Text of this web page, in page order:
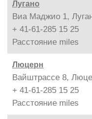
Лугано
Виа Маджио 1,
+ 41-61-285 15 25
Расстояние miles
Люцерн
Вайштрассе 8,
+ 41-61-285 15 25
Расстояние miles